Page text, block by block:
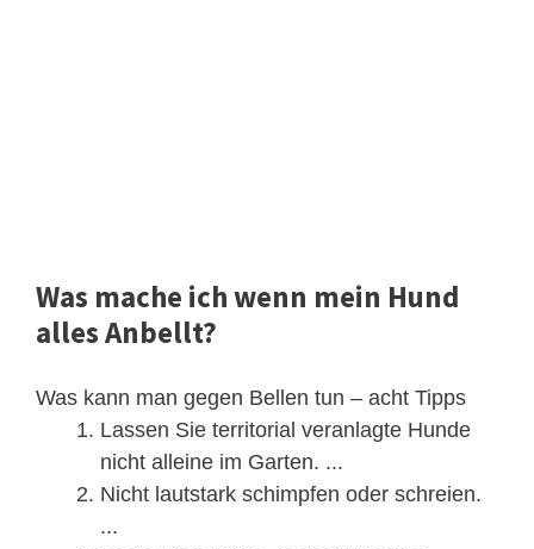
Was mache ich wenn mein Hund
alles Anbellt?
Was kann man gegen Bellen tun – acht Tipps
Lassen Sie territorial veranlagte Hunde
nicht alleine im Garten. ...
Nicht lautstark schimpfen oder schreien.
...